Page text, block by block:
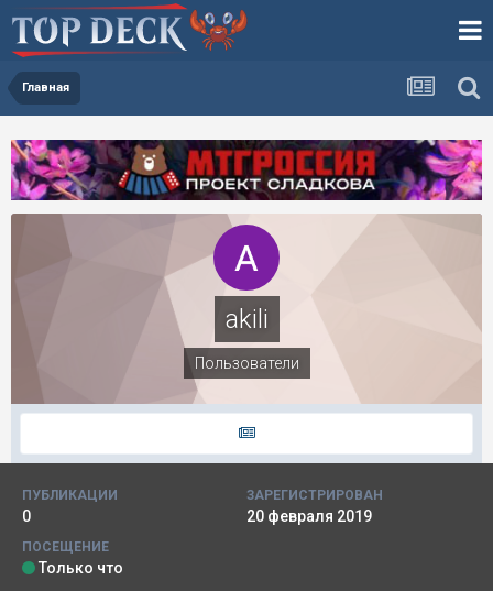
Главная
akili
Пользователи
ПУБЛИКАЦИИ
0
ЗАРЕГИСТРИРОВАН
20 февраля 2019
ПОСЕЩЕНИЕ
Только что